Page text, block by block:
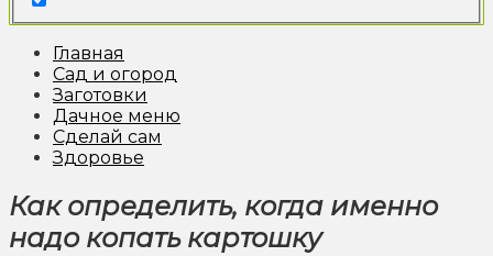
Главная
Сад и огород
Заготовки
Дачное меню
Сделай сам
Здоровье
Как определить, когда именно
надо копать картошку